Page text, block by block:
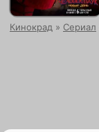
Кинокрад » Сериал